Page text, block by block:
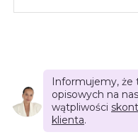
Informujemy, że
opisowych na
wątpliwości
klienta.